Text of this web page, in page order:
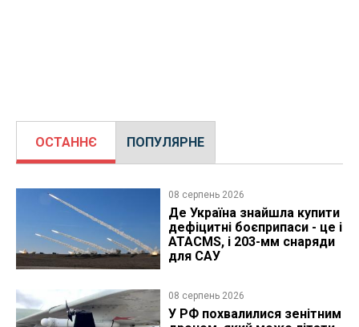
ОСТАННЄ ПОПУЛЯРНЕ
08 серпень 2026
Де Україна знайшла купити
дефіцитні боєприпаси - це і
ATACMS, і 203-мм снаряди
для САУ
08 серпень 2026
У РФ похвалилися зенітним